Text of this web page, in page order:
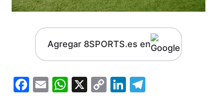
Agregar 8SPORTS.es en
Facebook
EmailWhatsApp
X
CopyLinkedIn